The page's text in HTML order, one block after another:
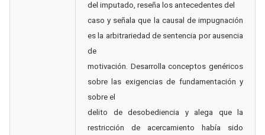
del imputado, reseña los antecedentes del
caso y señala que la causal de impugnación
es la arbitrariedad de sentencia por ausencia
de
motivación. Desarrolla conceptos genéricos
sobre las exigencias de fundamentación y
sobre el
delito de desobediencia y alega que la
restricción de acercamiento había sido